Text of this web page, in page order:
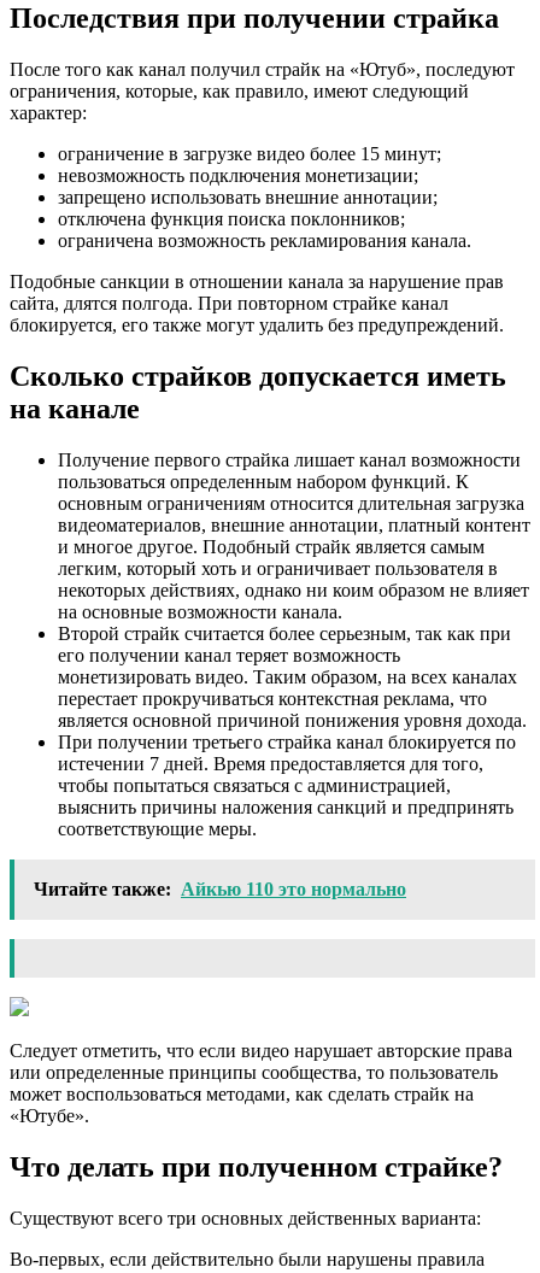
Последствия при получении страйка
После того как канал получил страйк на «Ютуб», последуют
ограничения, которые, как правило, имеют следующий
характер:
ограничение в загрузке видео более 15 минут;
невозможность подключения монетизации;
запрещено использовать внешние аннотации;
отключена функция поиска поклонников;
ограничена возможность рекламирования канала.
Подобные санкции в отношении канала за нарушение прав
сайта, длятся полгода. При повторном страйке канал
блокируется, его также могут удалить без предупреждений.
Сколько страйков допускается иметь
на канале
Получение первого страйка лишает канал возможности
пользоваться определенным набором функций. К
основным ограничениям относится длительная загрузка
видеоматериалов, внешние аннотации, платный контент
и многое другое. Подобный страйк является самым
легким, который хоть и ограничивает пользователя в
некоторых действиях, однако ни коим образом не влияет
на основные возможности канала.
Второй страйк считается более серьезным, так как при
его получении канал теряет возможность
монетизировать видео. Таким образом, на всех каналах
перестает прокручиваться контекстная реклама, что
является основной причиной понижения уровня дохода.
При получении третьего страйка канал блокируется по
истечении 7 дней. Время предоставляется для того,
чтобы попытаться связаться с администрацией,
выяснить причины наложения санкций и предпринять
соответствующие меры.
Читайте также: Айкью 110 это нормально
Следует отметить, что если видео нарушает авторские права
или определенные принципы сообщества, то пользователь
может воспользоваться методами, как сделать страйк на
«Ютубе».
Что делать при полученном страйке?
Существуют всего три основных действенных варианта:
Во-первых, если действительно были нарушены правила